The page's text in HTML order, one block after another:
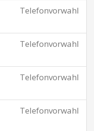
Telefonvorwahl
Telefonvorwahl
Telefonvorwahl
Telefonvorwahl